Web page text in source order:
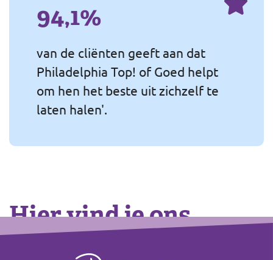
94,1%
van de cliënten geeft aan dat
Philadelphia Top! of Goed helpt
om hen het beste uit zichzelf te
laten halen'.
Hier vind je ons